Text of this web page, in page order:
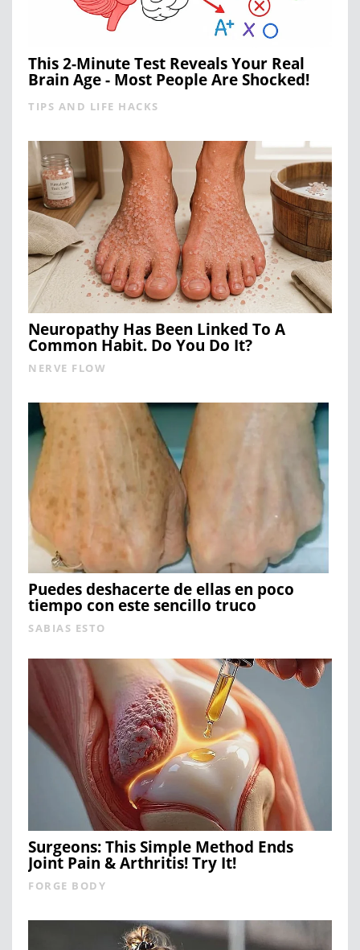
This 2-Minute Test Reveals Your Real
Brain Age - Most People Are Shocked!
TIPS AND LIFE HACKS
Neuropathy Has Been Linked To A
Common Habit. Do You Do It?
NERVE FLOW
Puedes deshacerte de ellas en poco
tiempo con este sencillo truco
SABIAS ESTO
Surgeons: This Simple Method Ends
Joint Pain & Arthritis! Try It!
FORGE BODY